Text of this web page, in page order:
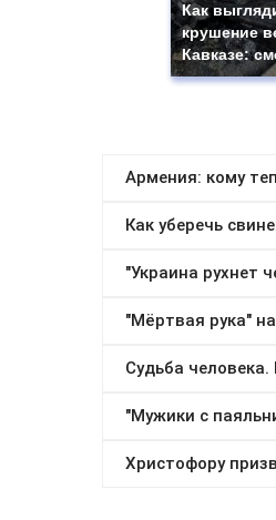
Как
крушение
Кавказе: